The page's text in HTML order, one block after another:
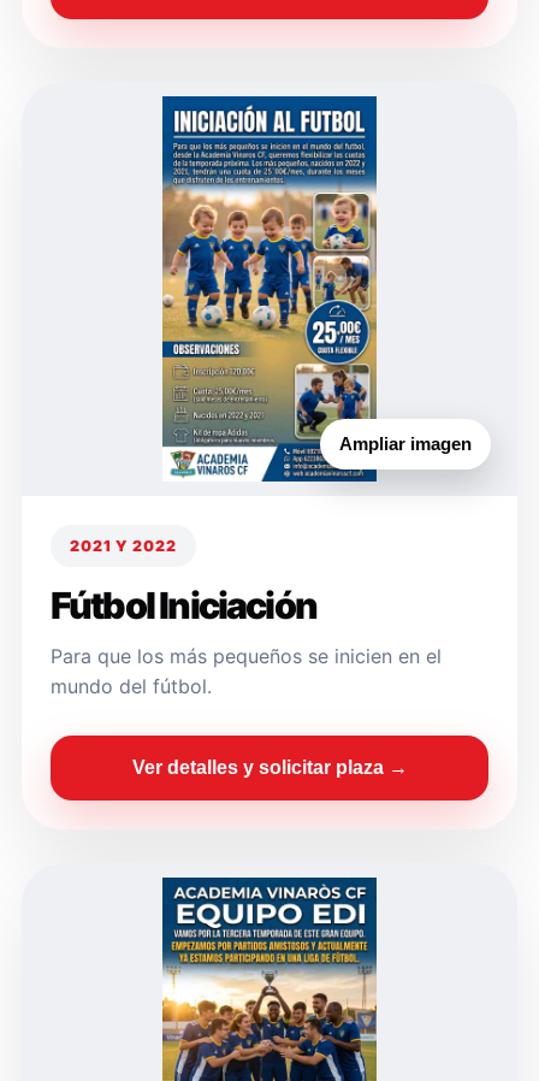
Ampliar imagen
2021 Y 2022
Fútbol Iniciación
Para que los más pequeños se inicien en el
mundo del fútbol.
Ver detalles y solicitar plaza →